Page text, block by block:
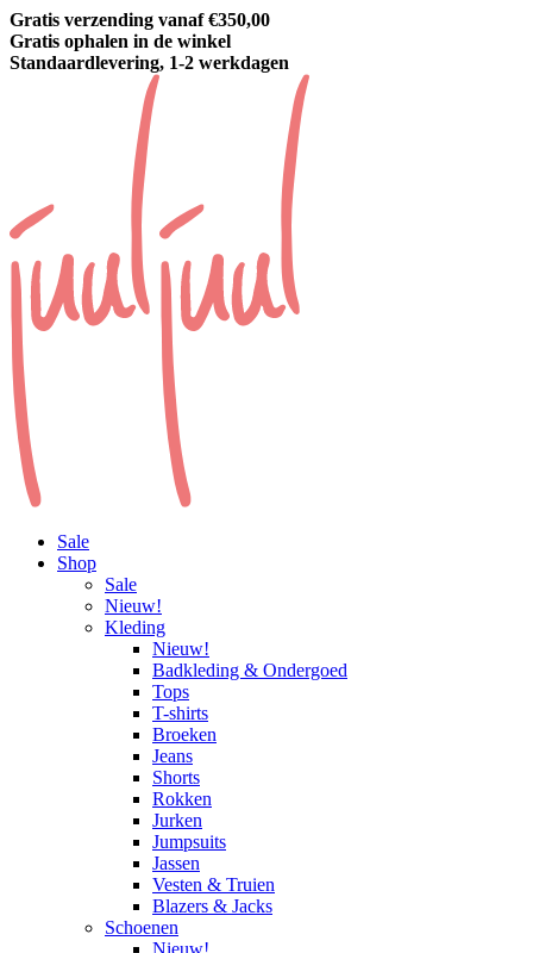
Gratis verzending vanaf €350,00
Gratis ophalen in de winkel
Standaardlevering, 1-2 werkdagen
Sale
Shop
Sale
Nieuw!
Kleding
Nieuw!
Badkleding & Ondergoed
Tops
T-shirts
Broeken
Jeans
Shorts
Rokken
Jurken
Jumpsuits
Jassen
Vesten & Truien
Blazers & Jacks
Schoenen
Nieuw!